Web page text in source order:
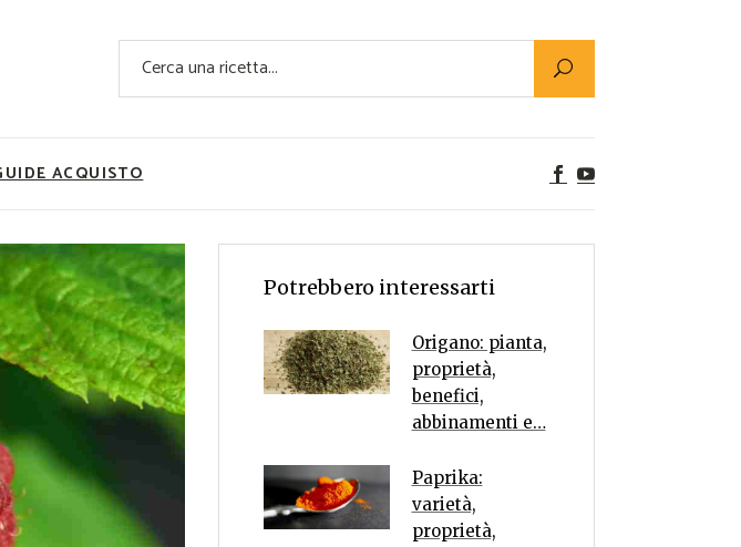
Cerca
ACQUISTO
Ricette Facili e Veloci
Ricette Primi Piatti
Ricette Dolci
Ricette Carne
Ricette Secondi
Ricette Pizze e Rustici
Ricette Contorni
Ricette Piatti unici
Ricette Pesce
Video Ricette
Ricette per Ingrediente
Utility
Super Alimenti
Ricette Vegetariane
Rumors
Potrebbero interessarti
Origano: pianta,
proprietà,
benefici,
abbinamenti e…
Paprika:
varietà,
proprietà,